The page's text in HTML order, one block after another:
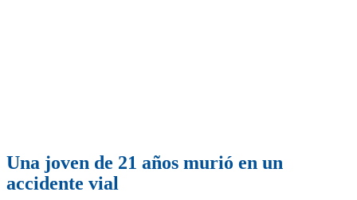
Una joven de 21 años murió en un
accidente vial